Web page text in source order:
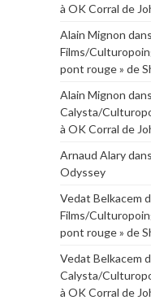
à OK Corral de
Alain Mignon dans
Films/
pont rouge » de
Alain Mignon dans
Calysta/
à OK Corral de
Arnaud Alarydans
Odyssey
Vedat Belkacem
Films/
pont rouge » de
Vedat Belkacem
Calysta/
à OK Corral de